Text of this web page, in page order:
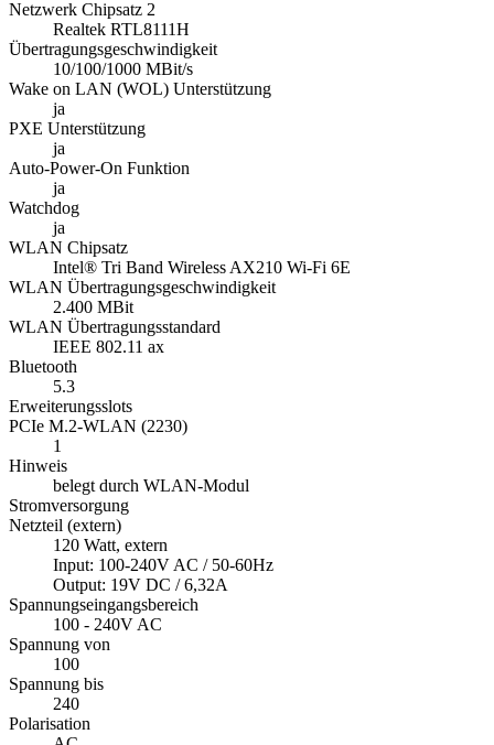
Netzwerk Chipsatz 2
Realtek RTL8111H
Übertragungsgeschwindigkeit
10/100/1000 MBit/s
Wake on LAN (WOL) Unterstützung
ja
PXE Unterstützung
ja
Auto-Power-On Funktion
ja
Watchdog
ja
WLAN Chipsatz
Intel® Tri Band Wireless AX210 Wi-Fi 6E
WLAN Übertragungsgeschwindigkeit
2.400 MBit
WLAN Übertragungsstandard
IEEE 802.11 ax
Bluetooth
5.3
Erweiterungsslots
PCIe M.2-WLAN (2230)
1
Hinweis
belegt durch WLAN-Modul
Stromversorgung
Netzteil (extern)
120 Watt, extern
Input: 100-240V AC / 50-60Hz
Output: 19V DC / 6,32A
Spannungseingangsbereich
100 - 240V AC
Spannung von
100
Spannung bis
240
Polarisation